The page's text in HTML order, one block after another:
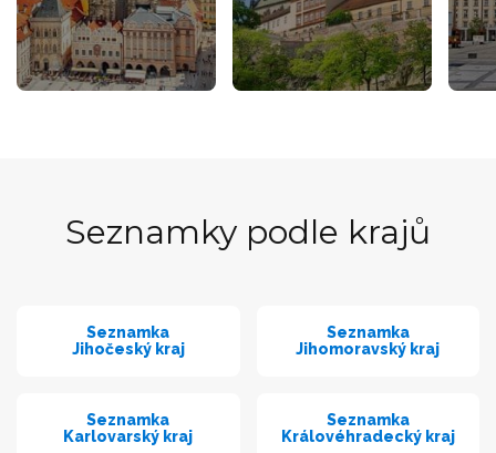
Seznamky podle krajů
Seznamka
Jihočeský kraj
Seznamka
Jihomoravský kraj
Seznamka
Karlovarský kraj
Seznamka
Královéhradecký kraj